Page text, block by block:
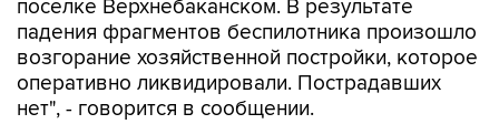
поселке Верхнебаканском. В результате
падения фрагментов беспилотника произошло
возгорание хозяйственной постройки, которое
оперативно ликвидировали. Пострадавших
нет", - говорится в сообщении.